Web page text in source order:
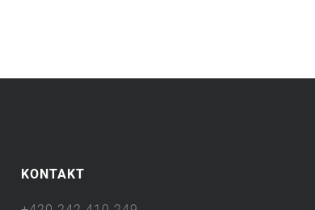
KONTAKT